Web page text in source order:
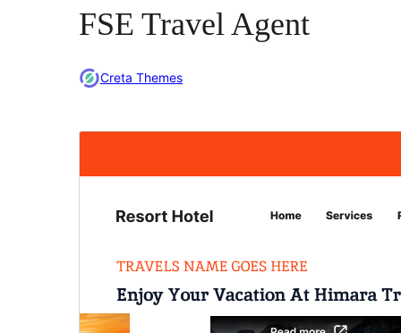
FSE Travel Agent
Creta Themes